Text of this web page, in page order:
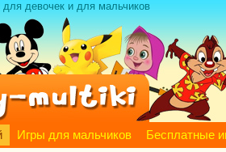
для девочек и для мальчиков
Игры для мальчиков Бесплатные